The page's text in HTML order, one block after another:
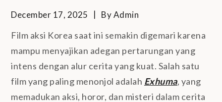
December 17, 2025 ByAdmin
Film aksi Korea saat ini semakin digemari karena
mampu menyajikan adegan pertarungan yang
intens dengan alur cerita yang kuat. Salah satu
film yang paling menonjol adalah Exhuma, yang
memadukan aksi, horor, dan misteri dalam cerita